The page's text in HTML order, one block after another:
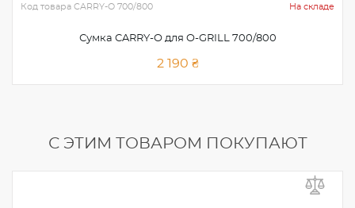
Код товара CARRY-O 700/800 На складе
Сумка CARRY-O для O-GRILL 700/800
2 190 ₴
С ЭТИМ ТОВАРОМ ПОКУПАЮТ